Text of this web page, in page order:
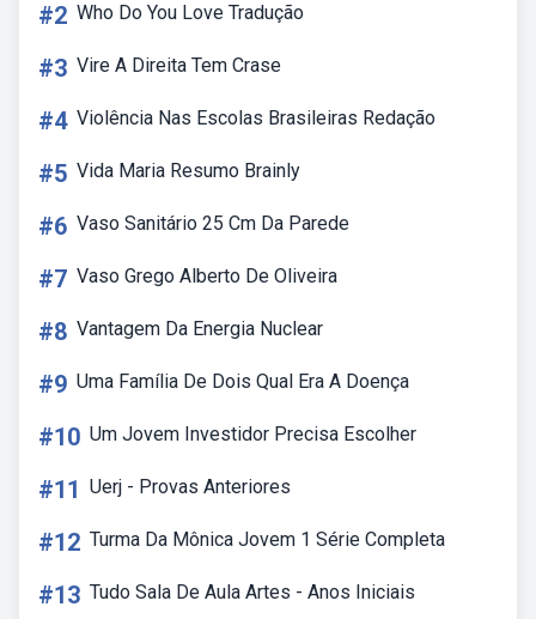
#2 Who Do You Love Tradução
#3 Vire A Direita Tem Crase
#4 Violência Nas Escolas Brasileiras Redação
#5 Vida Maria Resumo Brainly
#6 Vaso Sanitário 25 Cm Da Parede
#7 Vaso Grego Alberto De Oliveira
#8 Vantagem Da Energia Nuclear
#9 Uma Família De Dois Qual Era A Doença
#10 Um Jovem Investidor Precisa Escolher
#11 Uerj - Provas Anteriores
#12 Turma Da Mônica Jovem 1 Série Completa
#13 Tudo Sala De Aula Artes - Anos Iniciais